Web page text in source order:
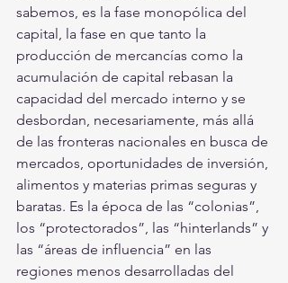
sabemos, es la fase monopólica del
capital, la fase en que tanto la
producción de mercancías como la
acumulación de capital rebasan la
capacidad del mercado interno y se
desbordan, necesariamente, más allá
de las fronteras nacionales en busca de
mercados, oportunidades de inversión,
alimentos y materias primas seguras y
baratas. Es la época de las “colonias”,
los “protectorados”, las “hinterlands” y
las “áreas de influencia” en las
regiones menos desarrolladas del